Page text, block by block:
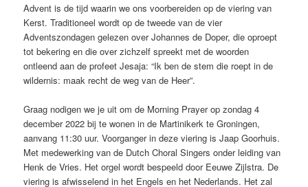
Advent is de tijd waarin we ons voorbereiden op de viering van
Kerst. Traditioneel wordt op de tweede van de vier
Adventszondagen gelezen over Johannes de Doper, die oproept
tot bekering en die over zichzelf spreekt met de woorden
ontleend aan de profeet Jesaja: “Ik ben de stem die roept in de
wildernis: maak recht de weg van de Heer”.
Graag nodigen we je uit om de Morning Prayer op zondag 4
december 2022 bij te wonen in de Martinikerk te Groningen,
aanvang 11:30 uur. Voorganger in deze viering is Jaap Goorhuis.
Met medewerking van de Dutch Choral Singers onder leiding van
Henk de Vries. Het orgel wordt bespeeld door Eeuwe Zijlstra. De
viering is afwisselend in het Engels en het Nederlands. Het zal